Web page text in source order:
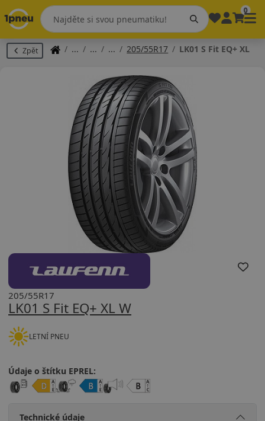
0
Zpět 205/55R17 LK01 S Fit EQ+ XL
LK01 S Fit EQ+ XL W
205/55R17
LETNÍ PNEU
Údaje o štítku EPREL:
Technické údaje